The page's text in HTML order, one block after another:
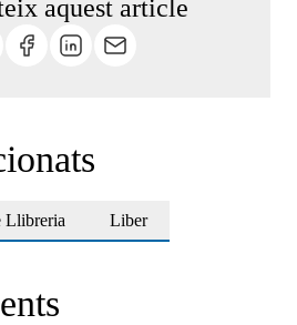
aquest article
Llibreria Liber